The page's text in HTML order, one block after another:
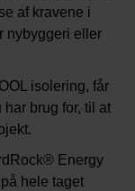
af kravene i
nybyggeri eller
isolering, får
brug for, til at
Energy
hele taget